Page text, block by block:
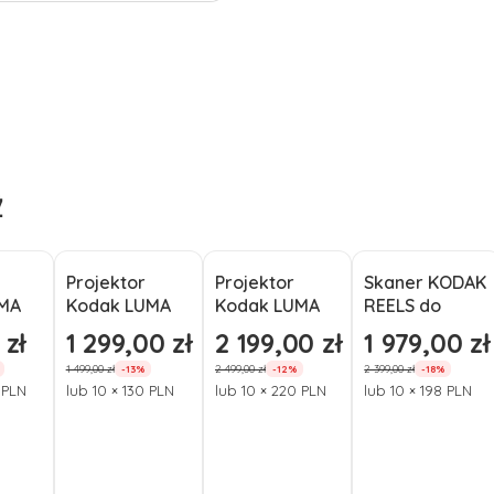
Okazja
Projektor
Kodak LUMA
150 Ultra Mini
1080p Wi-Fi
Cena promocyjna
1 299,00 zł
1 499,00 zł -13%
lub 10 × 130 PLN
Okazja
Projektor
Kodak LUMA
500 FULL HD
1080p Wi-Fi
Cena promocyjna
2 199,00 zł
2 499,00 zł -12%
lub 10 × 220 PLN
Okazja
Skaner KODAK
REELS do
negatywów i
filmów 8mm
1296p
Cena
1 979,00 zł
2 399,00 zł -18%
lub 10 × 198 PLN